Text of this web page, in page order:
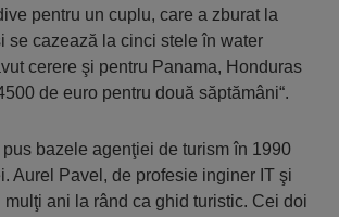
pentru un cuplu, care a zburat la
se cazează la cinci stele în water
cerere şi pentru Panama, Honduras
de euro pentru două săptămâni“.
bazele agenţiei de turism în 1990
Aurel Pavel, de profesie inginer IT şi
mulţi ani la rând ca ghid turistic. Cei doi